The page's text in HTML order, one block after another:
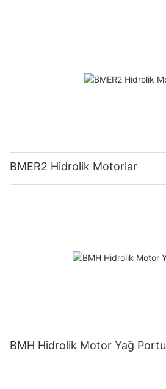
BMER2 Hidrolik Motorlar
BMH Hidrolik Motor Yağ Portu